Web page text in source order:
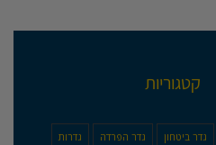
קטגוריות
גדר ביטחון גדר הפרדה גדרות